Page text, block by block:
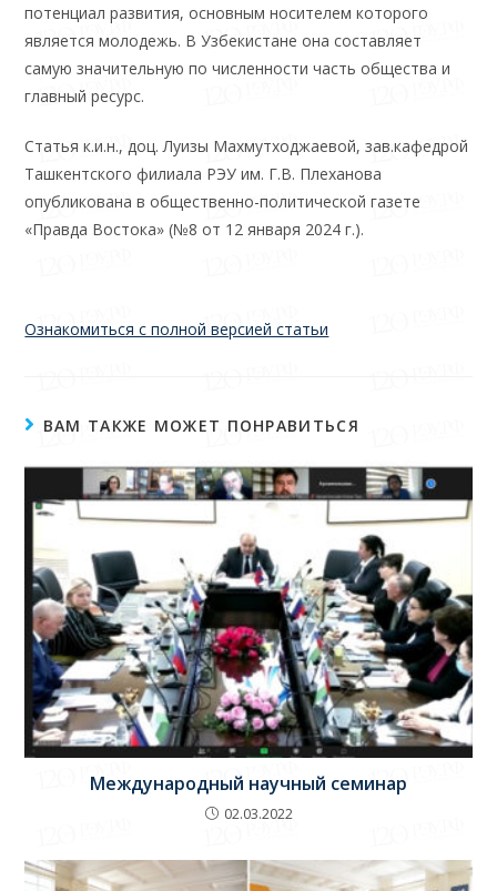
потенциал развития, основным носителем которого
является молодежь. В Узбекистане она составляет
самую значительную по чис­ленности часть общества и
главный ресурс.
Статья к.и.н., доц. Луизы Махмутходжаевой, зав.кафедрой
Ташкентского филиала РЭУ им. Г.В. Плеханова
опубликована в общественно-политической газете
«Правда Востока» (№8 от 12 января 2024 г.).
Ознакомиться с полной версией статьи
ВАМ ТАКЖЕ МОЖЕТ ПОНРАВИТЬСЯ
Международный научный семинар
02.03.2022